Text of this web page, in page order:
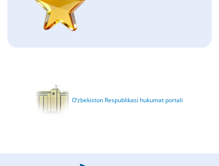
O‘zbekiston Respublikasi hukumat portali